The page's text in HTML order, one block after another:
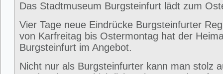
Das Stadtmuseum Burgsteinfurt lädt zum
Vier Tage neue Eindrücke Burgsteinfurter
von Karfreitag bis Ostermontag hat der
Burgsteinfurt im Angebot.
Nicht nur als Burgsteinfurter kann man stolz